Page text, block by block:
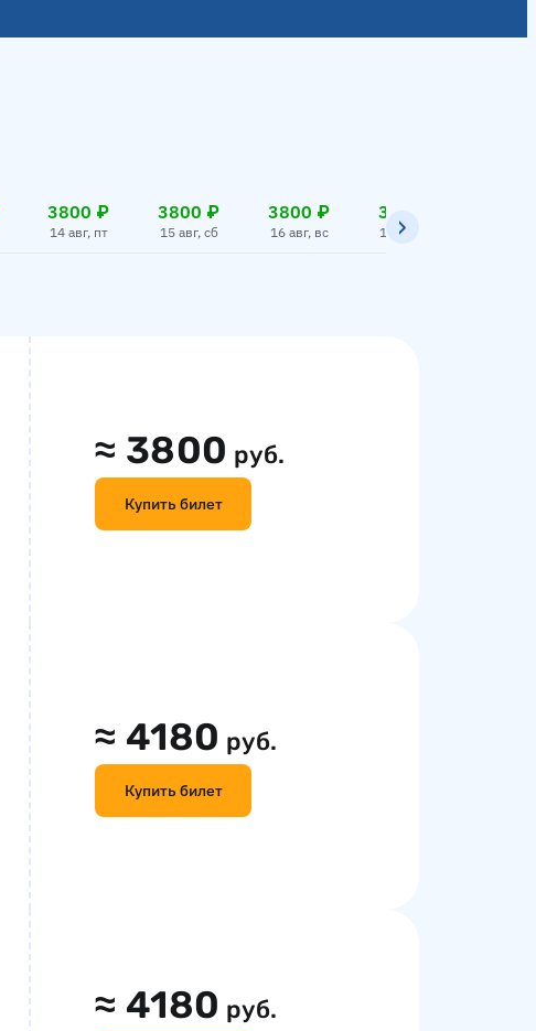
3800 ₽
14 авг, пт
3800 ₽
15 авг, сб
3800 ₽
16 авг, вс
3800 ₽
17 авг, пн
≈ 3800 руб.
Купить билет
≈ 4180 руб.
Купить билет
≈ 4180 руб.